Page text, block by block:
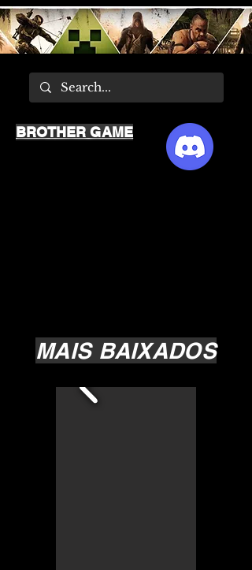
MAIS BAIXADOS
BROTHER GAME